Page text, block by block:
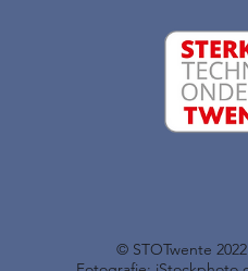
​© STOTwente